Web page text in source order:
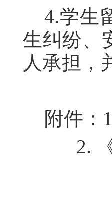
4.学生
生纠纷、
人承担，
附件：
2.